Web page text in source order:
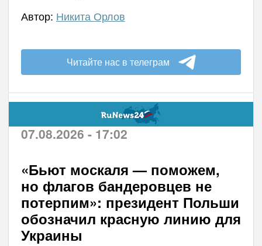
Автор: Никита Орлов
Читайте нас в телеграм
07.08.2026 - 17:02
«Бьют москаля — поможем,
но флагов бандеровцев не
потерпим»: президент Польши
обозначил красную линию для
Украины